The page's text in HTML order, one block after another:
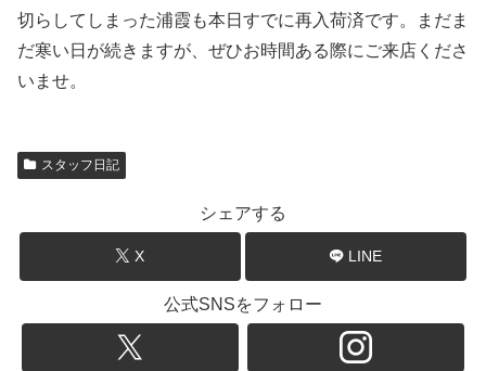
切らしてしまった浦霞も本日すでに再入荷済です。まだま
だ寒い日が続きますが、ぜひお時間ある際にご来店くださ
いませ。
スタッフ日記
シェアする
X LINE
公式SNSをフォロー